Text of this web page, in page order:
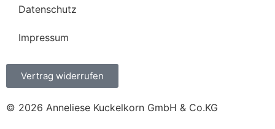
Datenschutz
Impressum
Vertrag widerrufen
© 2026 Anneliese Kuckelkorn GmbH & Co.KG